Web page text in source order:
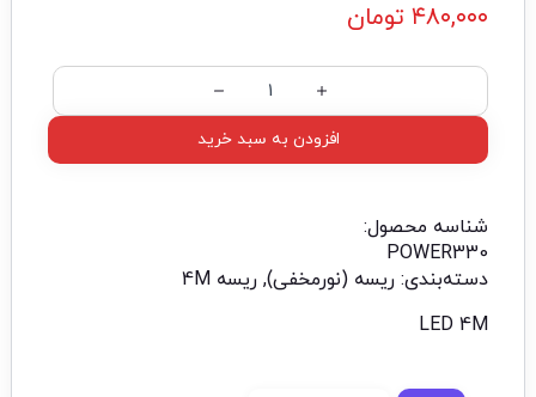
۴۸۰,۰۰۰ تومان
افزودن به سبد خرید
شناسه محصول:
POWER330
دسته‌بندی: ریسه (نورمخفی), ریسه 4M
LED 4M